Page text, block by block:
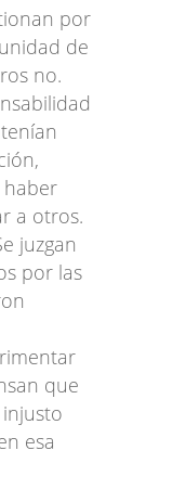
por
de
no.
a otros.
juzgan
por las
que
esa